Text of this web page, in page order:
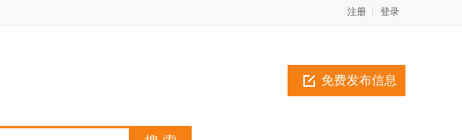
登录
注册
免费发布信息